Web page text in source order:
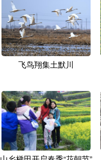
飞鸟翔集土默川